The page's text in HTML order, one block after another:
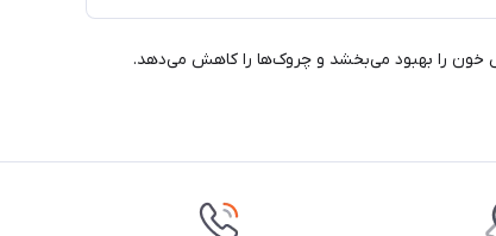
خون را بهبود می‌بخشد و چروک‌ها را کاهش می‌دهد.